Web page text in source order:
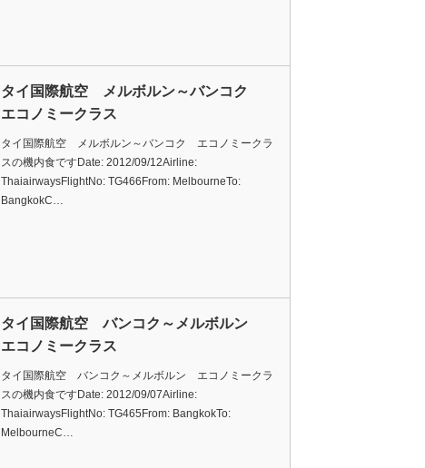
タイ国際航空 メルボルン～バンコク
エコノミークラス
タイ国際航空 メルボルン～バンコク エコノミークラ
スの機内食ですDate: 2012/09/12Airline:
ThaiairwaysFlightNo: TG466From: MelbourneTo:
BangkokC…
タイ国際航空 バンコク～メルボルン
エコノミークラス
タイ国際航空 バンコク～メルボルン エコノミークラ
スの機内食ですDate: 2012/09/07Airline:
ThaiairwaysFlightNo: TG465From: BangkokTo:
MelbourneC…